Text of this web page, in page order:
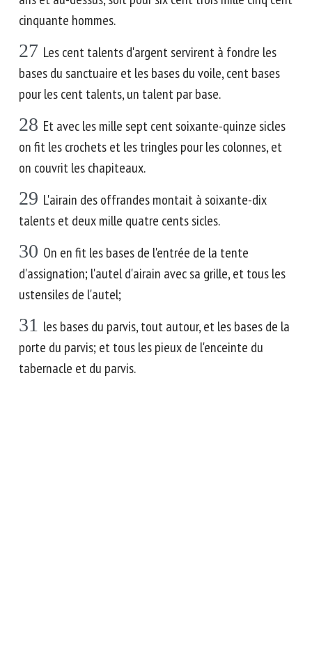
cinquante hommes.
27 Les cent talents d'argent servirent à fondre les
bases du sanctuaire et les bases du voile, cent bases
pour les cent talents, un talent par base.
28 Et avec les mille sept cent soixante-quinze sicles
on fit les crochets et les tringles pour les colonnes, et
on couvrit les chapiteaux.
29 L'airain des offrandes montait à soixante-dix
talents et deux mille quatre cents sicles.
30 On en fit les bases de l'entrée de la tente
d'assignation; l'autel d'airain avec sa grille, et tous les
ustensiles de l'autel;
31 les bases du parvis, tout autour, et les bases de la
porte du parvis; et tous les pieux de l'enceinte du
tabernacle et du parvis.